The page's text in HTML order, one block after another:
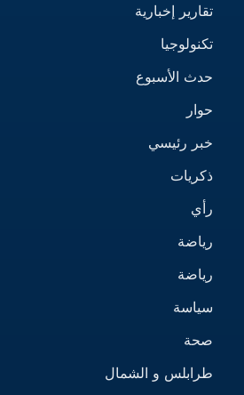
تقارير إخبارية
تكنولوجيا
حدث الأسبوع
حوار
خبر رئيسي
ذكريات
رأي
رياضة
رياضة
سياسة
صحة
طرابلس و الشمال